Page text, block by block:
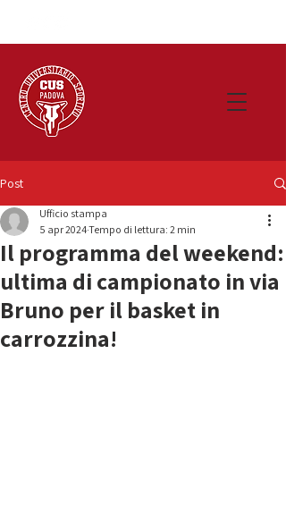
Post
Il programma del weekend:
ultima di campionato in via
Bruno per il basket in
carrozzina!
Ufficio stampa
5 apr 2024Tempo di lettura: 2 min